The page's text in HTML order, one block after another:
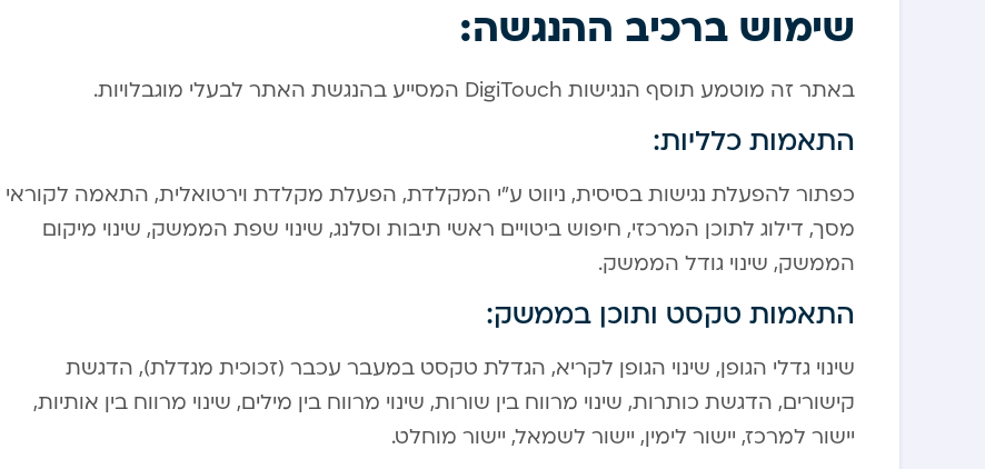
שימוש ברכיב ההנגשה:
באתר זה מוטמע תוסף הנגישות DigiTouch המסייע בהנגשת האתר לבעלי מוגבלויות.
התאמות כלליות:
כפתור להפעלת נגישות בסיסית, ניווט ע”י המקלדת, הפעלת מקלדת וירטואלית, התאמה לקוראי
מסך, דילוג לתוכן המרכזי, חיפוש ביטויים ראשי תיבות וסלנג, שינוי שפת הממשק, שינוי מיקום
הממשק, שינוי גודל הממשק.
התאמות טקסט ותוכן בממשק:
שינוי גדלי הגופן, שינוי הגופן לקריא, הגדלת טקסט במעבר עכבר (זכוכית מגדלת), הדגשת
קישורים, הדגשת כותרות, שינוי מרווח בין שורות, שינוי מרווח בין מילים, שינוי מרווח בין אותיות,
יישור למרכז, יישור לימין, יישור לשמאל, יישור מוחלט.